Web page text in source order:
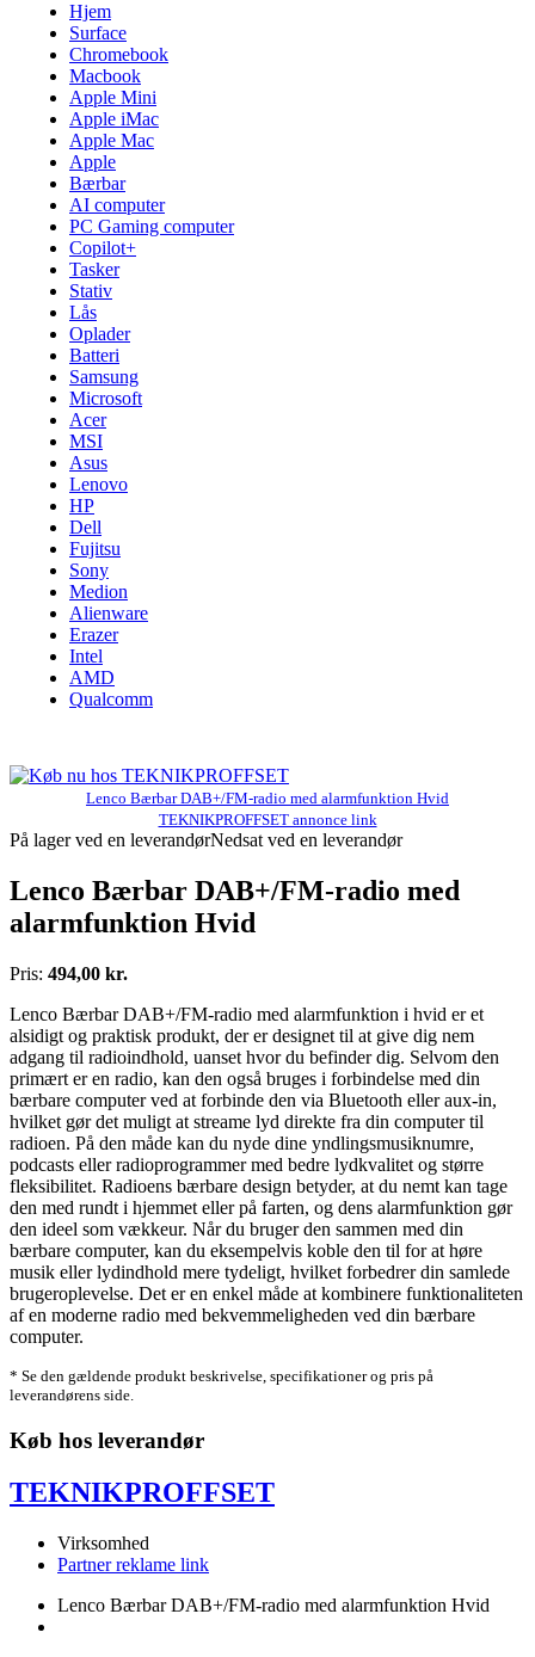
Hjem
Surface
Chromebook
Macbook
Apple Mini
Apple iMac
Apple Mac
Apple
Bærbar
AI computer
PC Gaming computer
Copilot+
Tasker
Stativ
Lås
Oplader
Batteri
Samsung
Microsoft
Acer
MSI
Asus
Lenovo
HP
Dell
Fujitsu
Sony
Medion
Alienware
Erazer
Intel
AMD
Qualcomm
Lenco Bærbar DAB+/FM-radio med alarmfunktion Hvid
TEKNIKPROFFSET annonce link
På lager ved en leverandørNedsat ved en leverandør
Lenco Bærbar DAB+/FM-radio med
alarmfunktion Hvid
Pris: 494,00 kr.
Lenco Bærbar DAB+/FM-radio med alarmfunktion i hvid er et
alsidigt og praktisk produkt, der er designet til at give dig nem
adgang til radioindhold, uanset hvor du befinder dig. Selvom den
primært er en radio, kan den også bruges i forbindelse med din
bærbare computer ved at forbinde den via Bluetooth eller aux-in,
hvilket gør det muligt at streame lyd direkte fra din computer til
radioen. På den måde kan du nyde dine yndlingsmusiknumre,
podcasts eller radioprogrammer med bedre lydkvalitet og større
fleksibilitet. Radioens bærbare design betyder, at du nemt kan tage
den med rundt i hjemmet eller på farten, og dens alarmfunktion gør
den ideel som vækkeur. Når du bruger den sammen med din
bærbare computer, kan du eksempelvis koble den til for at høre
musik eller lydindhold mere tydeligt, hvilket forbedrer din samlede
brugeroplevelse. Det er en enkel måde at kombinere funktionaliteten
af en moderne radio med bekvemmeligheden ved din bærbare
computer.
* Se den gældende produkt beskrivelse, specifikationer og pris på
leverandørens side.
Køb hos leverandør
TEKNIKPROFFSET
Virksomhed
Partner reklame link
Lenco Bærbar DAB+/FM-radio med alarmfunktion Hvid